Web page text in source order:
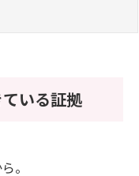
いる証拠
。